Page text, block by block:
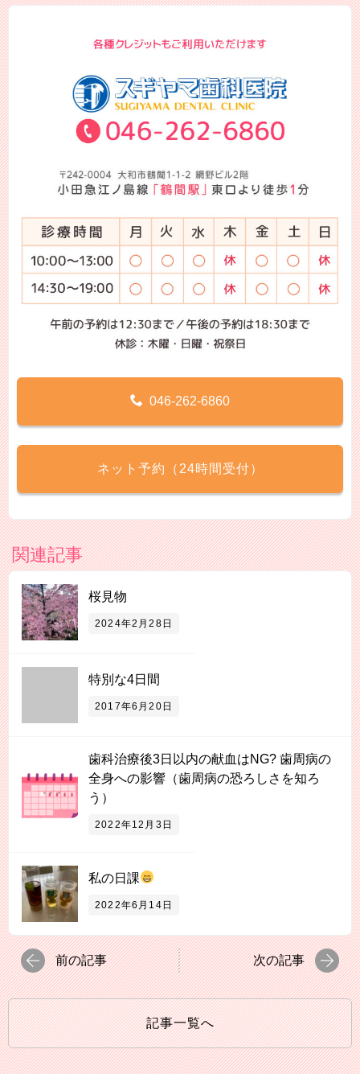
046-262-6860
ネット予約（24時間受付）
関連記事
桜見物
2024年2月28日
特別な4日間
2017年6月20日
歯科治療後3日以内の献血はNG? 歯周病の
全身への影響（歯周病の恐ろしさを知ろ
う）
2022年12月3日
私の日課
2022年6月14日
前の記事 次の記事
記事一覧へ